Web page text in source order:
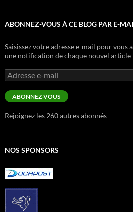
ABONNEZ-VOUS À CE BLOG PAR E-
Saisissez votre adresse e-mail pour vous
une notification de chaque nouvel article
Adresse
e-
mail
ABONNEZ-VOUS
Rejoignez les 260 autres abonnés
NOS SPONSORS